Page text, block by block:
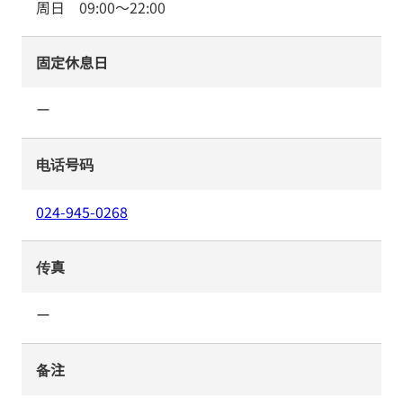
周日 09:00～22:00
固定休息日
ー
电话号码
024-945-0268
传真
ー
备注